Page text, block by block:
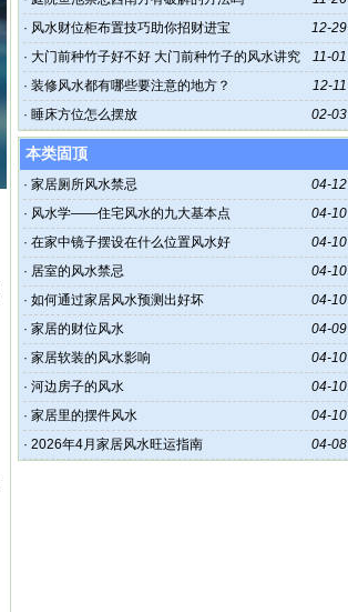
12-29
· 风水财位柜布置技巧助你招财进宝
11-01
· 大门前种竹子好不好 大门前种竹子的风水讲究
12-11
· 装修风水都有哪些要注意的地方？
02-03
· 睡床方位怎么摆放
本类固顶
04-12
· 家居厕所风水禁忌
04-10
· 风水学——住宅风水的九大基本点
04-10
· 在家中镜子摆设在什么位置风水好
04-10
· 居室的风水禁忌
04-10
· 如何通过家居风水预测出好坏
04-09
· 家居的财位风水
04-10
· 家居软装的风水影响
04-10
· 河边房子的风水
04-10
· 家居里的摆件风水
04-08
· 2026年4月家居风水旺运指南